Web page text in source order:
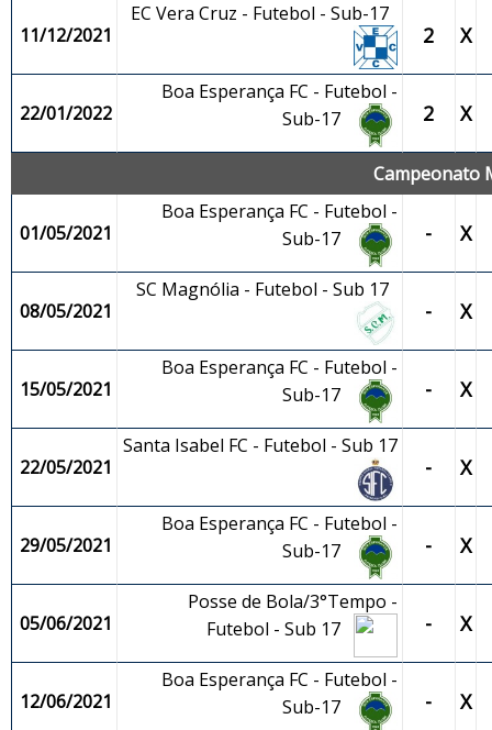
11/12/2021
EC Vera Cruz - Futebol - Sub-17
2 X
22/01/2022
Boa Esperança FC - Futebol -
Sub-17
2 X
Campeonato
01/05/2021
Boa Esperança FC - Futebol -
Sub-17
- X
08/05/2021
SC Magnólia - Futebol - Sub 17
- X
15/05/2021
Boa Esperança FC - Futebol -
Sub-17
- X
22/05/2021
Santa Isabel FC - Futebol - Sub 17
- X
29/05/2021
Boa Esperança FC - Futebol -
Sub-17
- X
05/06/2021
Posse de Bola/3°Tempo -
Futebol - Sub 17
- X
12/06/2021
Boa Esperança FC - Futebol -
Sub-17
- X